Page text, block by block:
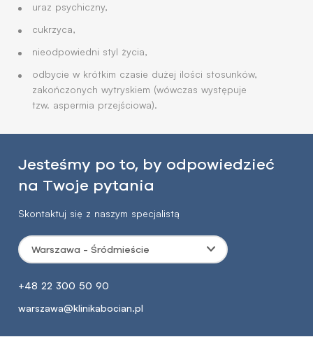
uraz psychiczny,
cukrzyca,
nieodpowiedni styl życia,
odbycie w krótkim czasie dużej ilości stosunków,
zakończonych wytryskiem (wówczas występuje
tzw. aspermia przejściowa).
Jesteśmy po to, by odpowiedzieć
na Twoje pytania
Skontaktuj się z naszym specjalistą
Warszawa - Śródmieście
+48 22 300 50 90
warszawa@klinikabocian.pl